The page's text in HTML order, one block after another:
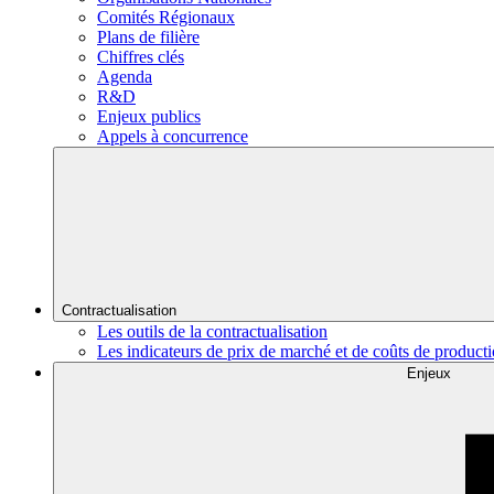
Comités Régionaux
Plans de filière
Chiffres clés
Agenda
R&D
Enjeux publics
Appels à concurrence
Contractualisation
Les outils de la contractualisation
Les indicateurs de prix de marché et de coûts de
Enjeux